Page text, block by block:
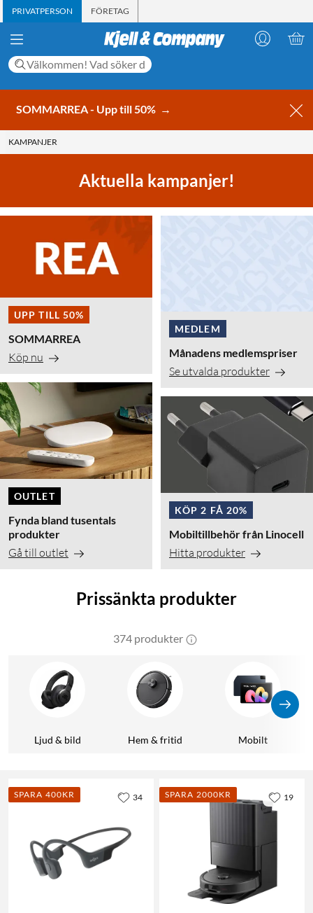
PRIVATPERSON FÖRETAG
SOMMARREA - Upp till 50% →
KAMPANJER
Aktuella kampanjer!
UPP TILL 50%
SOMMARREA
Köp nu
OUTLET
Fynda bland tusentals
produkter
Gå till outlet
MEDLEM
Månadens medlemspriser
Se utvalda produkter
KÖP 2 FÅ 20%
Mobiltillbehör från Linocell
Hitta produkter
Prissänkta produkter
374 produkter
Ljud & bild Hem & fritid Mobilt
SPARA 400KR 34 SPARA 2000KR 19